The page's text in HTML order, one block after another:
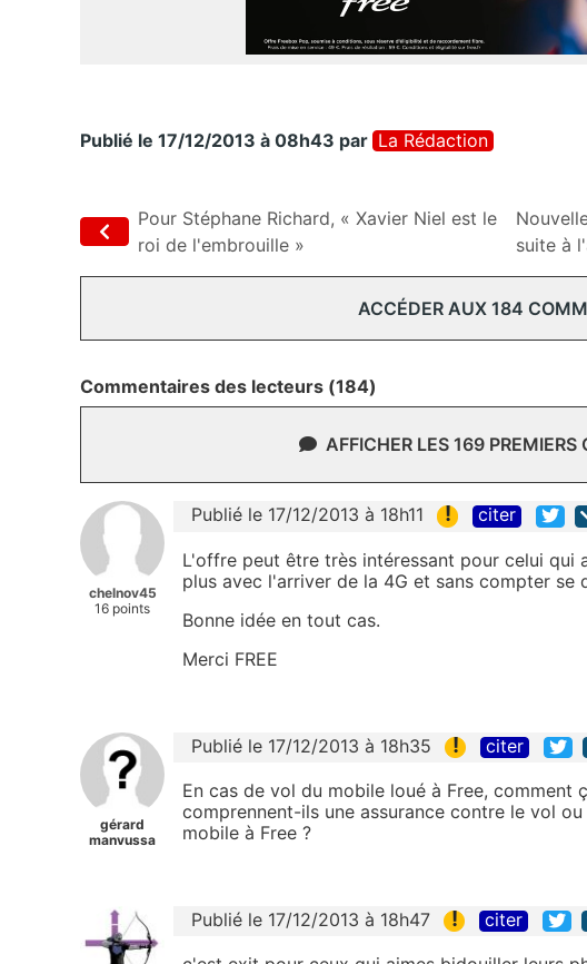
Publié le 17/12/2013 à 08h43 par La Rédaction
Pour Stéphane Richard, « Xavier Niel est le
roi de l'embrouille »
suite à
ACCÉDER AUX 184
Commentaires des lecteurs (184)
AFFICHER LES 169
chelnov45
16 points
Publié le 17/12/2013 à 18h11 ! citer
L'offre peut être très intéressant pour celui qui
plus avec l'arriver de la 4G et sans compter se
Bonne idée en tout cas.
Merci FREE
gérard
manvussa
Publié le 17/12/2013 à 18h35 ! citer
En cas de vol du mobile loué à Free, comment
comprennent-ils une assurance contre le vol
mobile à Free ?
Publié le 17/12/2013 à 18h47 ! citer